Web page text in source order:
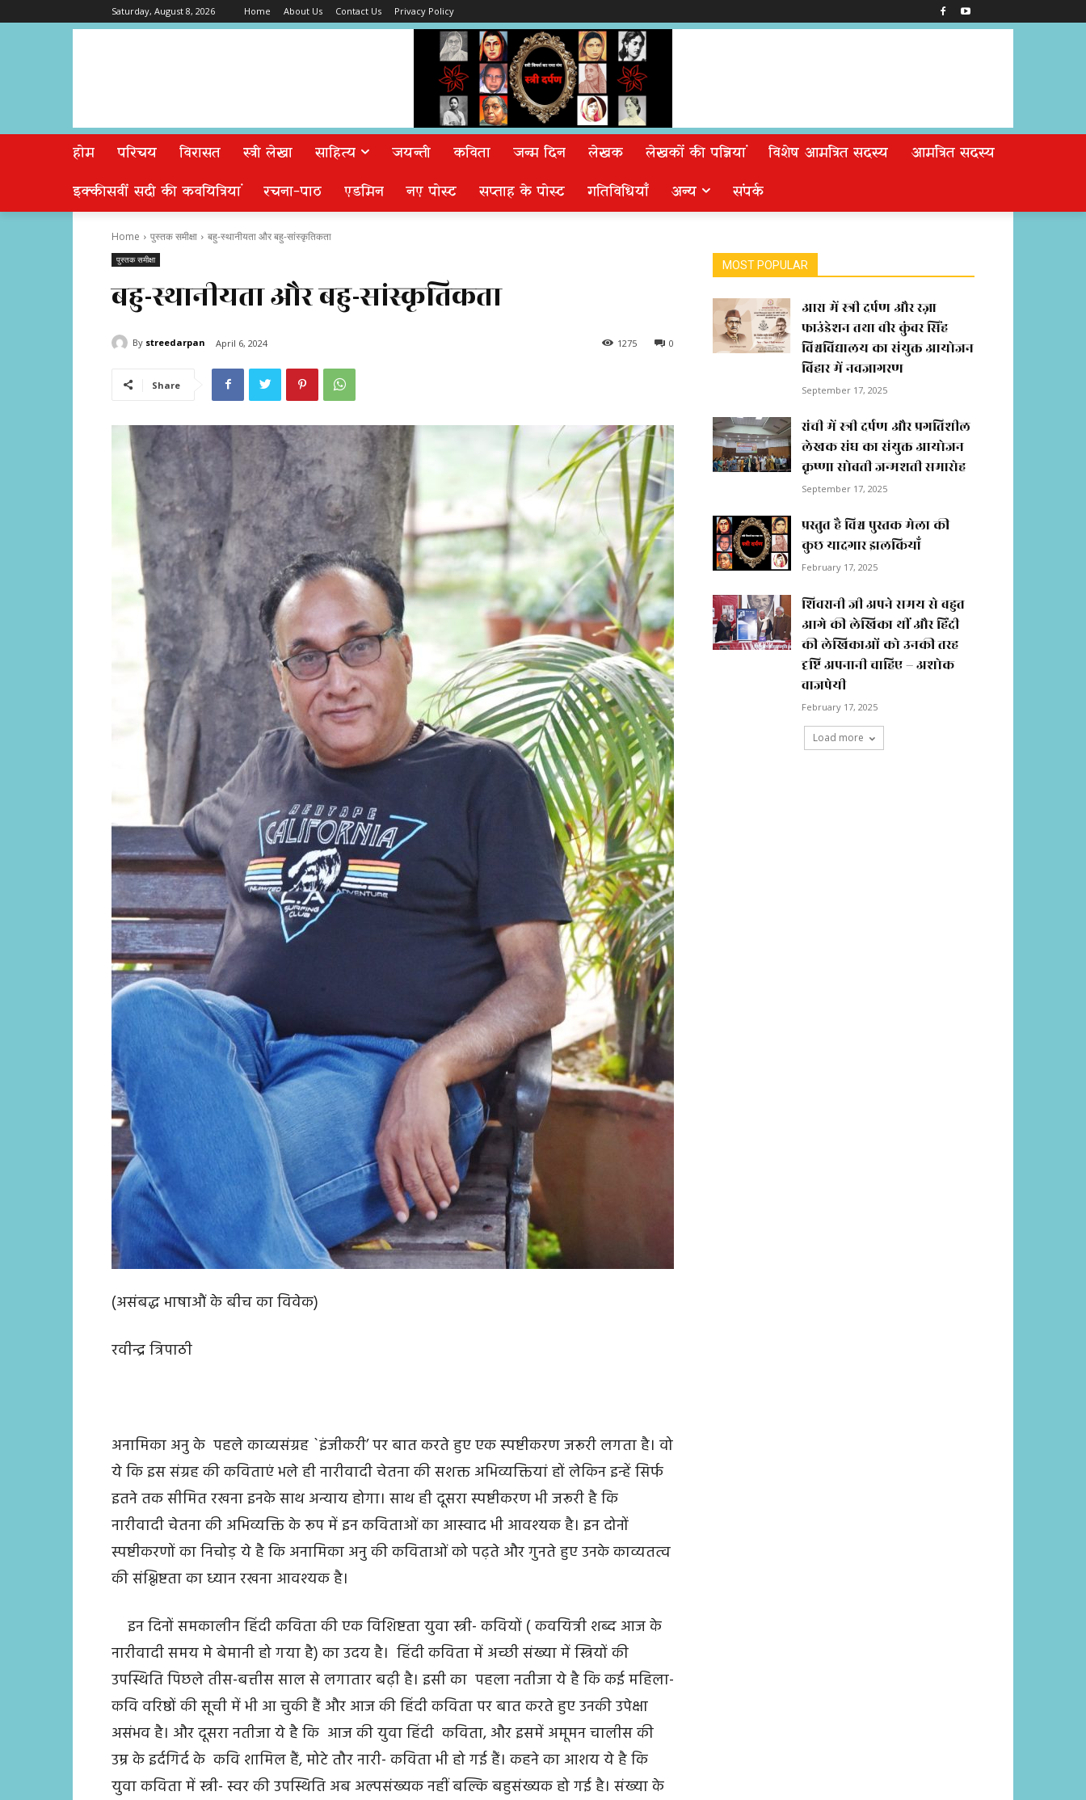
Saturday, August 8, 2026 Home About Us Contact Us Privacy Policy
होम परिचय विरासत स्त्री लेखा साहित्य जयन्ती कविता जन्म दिन लेखक लेखकों की पत्नियां विशेष आमंत्रित सदस्य
आमंत्रित सदस्य
इक्कीसवीं सदी की कवयित्रियां
रचना-पाठ एडमिन नए पोस्ट सप्ताह के पोस्ट गतिविधियाँ अन्य संपर्क
Home पुस्तक समीक्षा बहु-स्थानीयता और बहु-सांस्कृतिकता
पुस्तक समीक्षा
बहु-स्थानीयता और बहु-सांस्कृतिकता
By streedarpan April 6, 2024 0
1275
Share
(असंबद्ध भाषाऔं के बीच का विवेक)
रवीन्द्र त्रिपाठी
अनामिका अनु के पहले काव्यसंग्रह `इंजीकरी’ पर बात करते हुए एक स्पष्टीकरण जरूरी लगता है। वो
ये कि इस संग्रह की कविताएं भले ही नारीवादी चेतना की सशक्त अभिव्यक्तियां हों लेकिन इन्हें सिर्फ
इतने तक सीमित रखना इनके साथ अन्याय होगा। साथ ही दूसरा स्पष्टीकरण भी जरूरी है कि
नारीवादी चेतना की अभिव्यक्ति के रूप में इन कविताओं का आस्वाद भी आवश्यक है। इन दोनों
स्पष्टीकरणों का निचोड़ ये है कि अनामिका अनु की कविताओं को पढ़ते और गुनते हुए उनके काव्यतत्व
की संश्लिष्टता का ध्यान रखना आवश्यक है।
इन दिनों समकालीन हिंदी कविता की एक विशिष्टता युवा स्त्री- कवियों ( कवयित्री शब्द आज के
नारीवादी समय मे बेमानी हो गया है) का उदय है। हिंदी कविता में अच्छी संख्या में स्त्रियों की
उपस्थिति पिछले तीस-बत्तीस साल से लगातार बढ़ी है। इसी का पहला नतीजा ये है कि कई महिला-
कवि वरिष्ठों की सूची में भी आ चुकी हैं और आज की हिंदी कविता पर बात करते हुए उनकी उपेक्षा
असंभव है। और दूसरा नतीजा ये है कि आज की युवा हिंदी कविता, और इसमें अमूमन चालीस की
उम्र के इर्दगिर्द के कवि शामिल हैं, मोटे तौर नारी- कविता भी हो गई हैं। कहने का आशय ये है कि
युवा कविता में स्त्री- स्वर की उपस्थिति अब अल्पसंख्यक नहीं बल्कि बहुसंख्यक हो गई है। संख्या के
MOST POPULAR
आरा में स्त्री दर्पण और रज़ा
फाउंडेशन तथा वीर कुंवर सिंह
विश्वविद्यालय का संयुक्त आयोजन
बिहार में नवजागरण
September 17, 2025
रांची में स्त्री दर्पण और प्रगतिशील
लेखक संघ का संयुक्त आयोजन
कृष्णा सोबती जन्मशती समारोह
September 17, 2025
प्रस्तुत है विश्व पुस्तक मेला की
कुछ यादगार झलकियाॅं
February 17, 2025
शिवरानी जी अपने समय से बहुत
आगे की लेखिका थीं और हिंदी
की लेखिकाओं को उनकी तरह
दृष्टि अपनानी चाहिए – अशोक
वाजपेयी
February 17, 2025
Load more